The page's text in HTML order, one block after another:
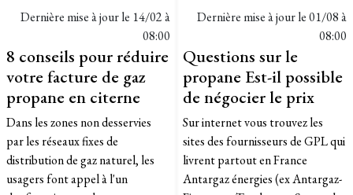
Dernière mise à jour le 14/02 à
08:00
8 conseils pour réduire
votre facture de gaz
propane en citerne
Dans les zones non desservies
par les réseaux fixes de
distribution de gaz naturel, les
usagers font appel à l'un
Dernière mise à jour le01/08 à
08:00
Questions sur le
propane Est-il possible
de négocier le prix
Sur internet vous trouvez les
sites des fournisseurs de GPL qui
livrent partout en France
Antargaz énergies (ex Antargaz-